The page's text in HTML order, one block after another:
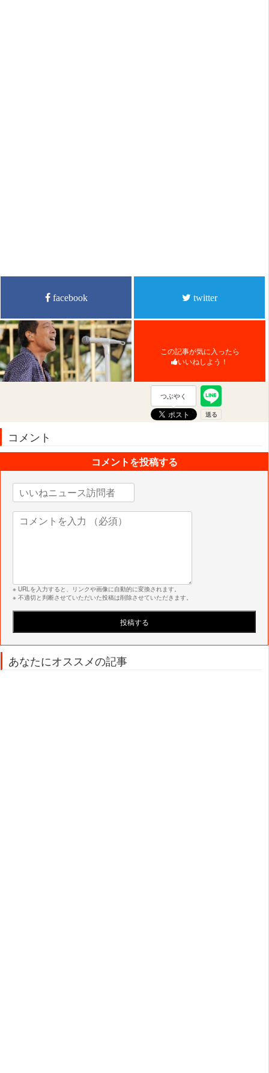
facebook twitter
この記事が気に入ったら
いいねしよう！
つぶやく
コメント
コメントを投稿する
※ URLを入力すると、リンクや画像に自動的に変換されます。
※ 不適切と判断させていただいた投稿は削除させていただきます。
あなたにオススメの記事